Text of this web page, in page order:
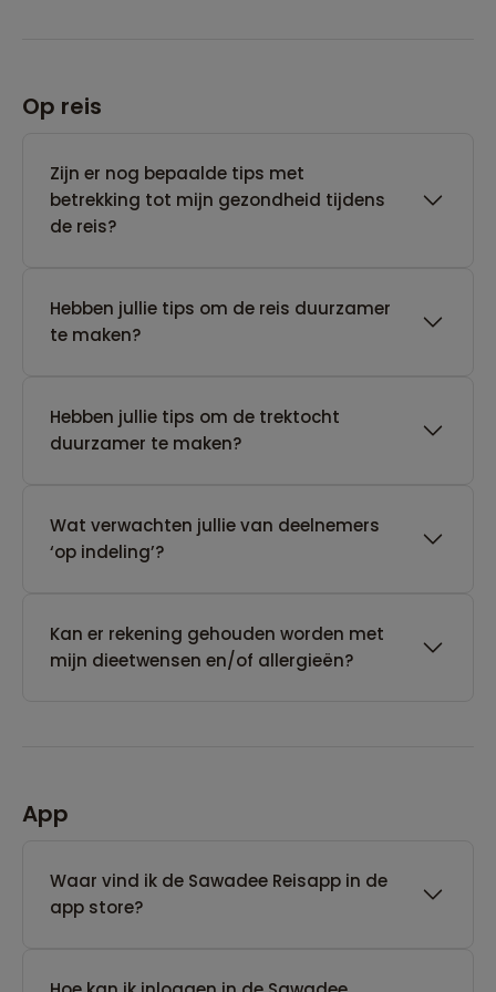
Op reis
Zijn er nog bepaalde tips met
betrekking tot mijn gezondheid tijdens
de reis?
Hebben jullie tips om de reis duurzamer
te maken?
Hebben jullie tips om de trektocht
duurzamer te maken?
Wat verwachten jullie van deelnemers
‘op indeling’?
Kan er rekening gehouden worden met
mijn dieetwensen en/of allergieën?
App
Waar vind ik de Sawadee Reisapp in de
app store?